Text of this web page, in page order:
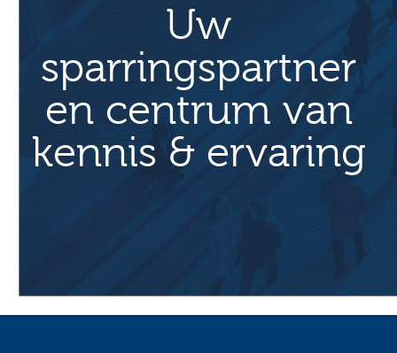
Uw
sparringspartner
en centrum van
kennis & ervaring